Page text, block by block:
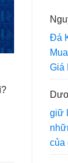
Đá
Giá
giữ
của